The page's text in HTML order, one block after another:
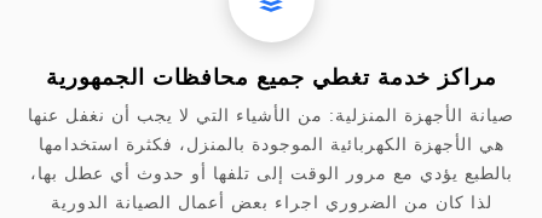
مراكز خدمة تغطي جميع محافظات الجمهورية
صيانة الأجهزة المنزلية: من الأشياء التي لا يجب أن نغفل عنها
هي الأجهزة الكهربائية الموجودة بالمنزل، فكثرة استخدامها
بالطبع يؤدي مع مرور الوقت إلى تلفها أو حدوث أي عطل بها،
لذا كان من الضروري اجراء بعض أعمال الصيانة الدورية